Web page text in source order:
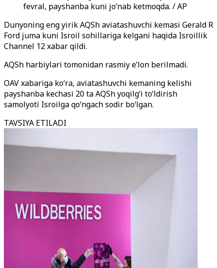
fevral, payshanba kuni joʻnab ketmoqda. / AP
Dunyoning eng yirik AQSh aviatashuvchi kemasi Gerald R
Ford juma kuni Isroil sohillariga kelgani haqida Isroillik
Channel 12 xabar qildi.
AQSh harbiylari tomonidan rasmiy e’lon berilmadi.
OAV xabariga ko‘ra, aviatashuvchi kemaning kelishi
payshanba kechasi 20 ta AQSh yoqilg‘i to‘ldirish
samolyoti Isroilga qo‘ngach sodir bo‘lgan.
TAVSIYA ETILADI